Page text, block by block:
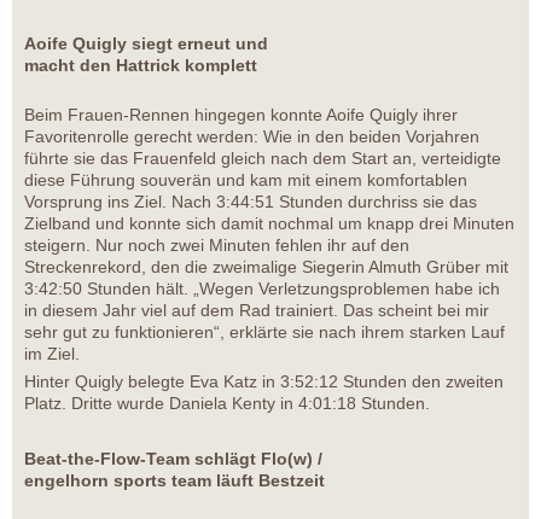
Aoife Quigly siegt erneut und
macht den Hattrick komplett
Beim Frauen-Rennen hingegen konnte Aoife Quigly ihrer
Favoritenrolle gerecht werden: Wie in den beiden Vorjahren
führte sie das Frauenfeld gleich nach dem Start an, verteidigte
diese Führung souverän und kam mit einem komfortablen
Vorsprung ins Ziel. Nach 3:44:51 Stunden durchriss sie das
Zielband und konnte sich damit nochmal um knapp drei Minuten
steigern. Nur noch zwei Minuten fehlen ihr auf den
Streckenrekord, den die zweimalige Siegerin Almuth Grüber mit
3:42:50 Stunden hält. „Wegen Verletzungsproblemen habe ich
in diesem Jahr viel auf dem Rad trainiert. Das scheint bei mir
sehr gut zu funktionieren“, erklärte sie nach ihrem starken Lauf
im Ziel.
Hinter Quigly belegte Eva Katz in 3:52:12 Stunden den zweiten
Platz. Dritte wurde Daniela Kenty in 4:01:18 Stunden.
Beat-the-Flow-Team schlägt Flo(w) /
engelhorn sports team läuft Bestzeit